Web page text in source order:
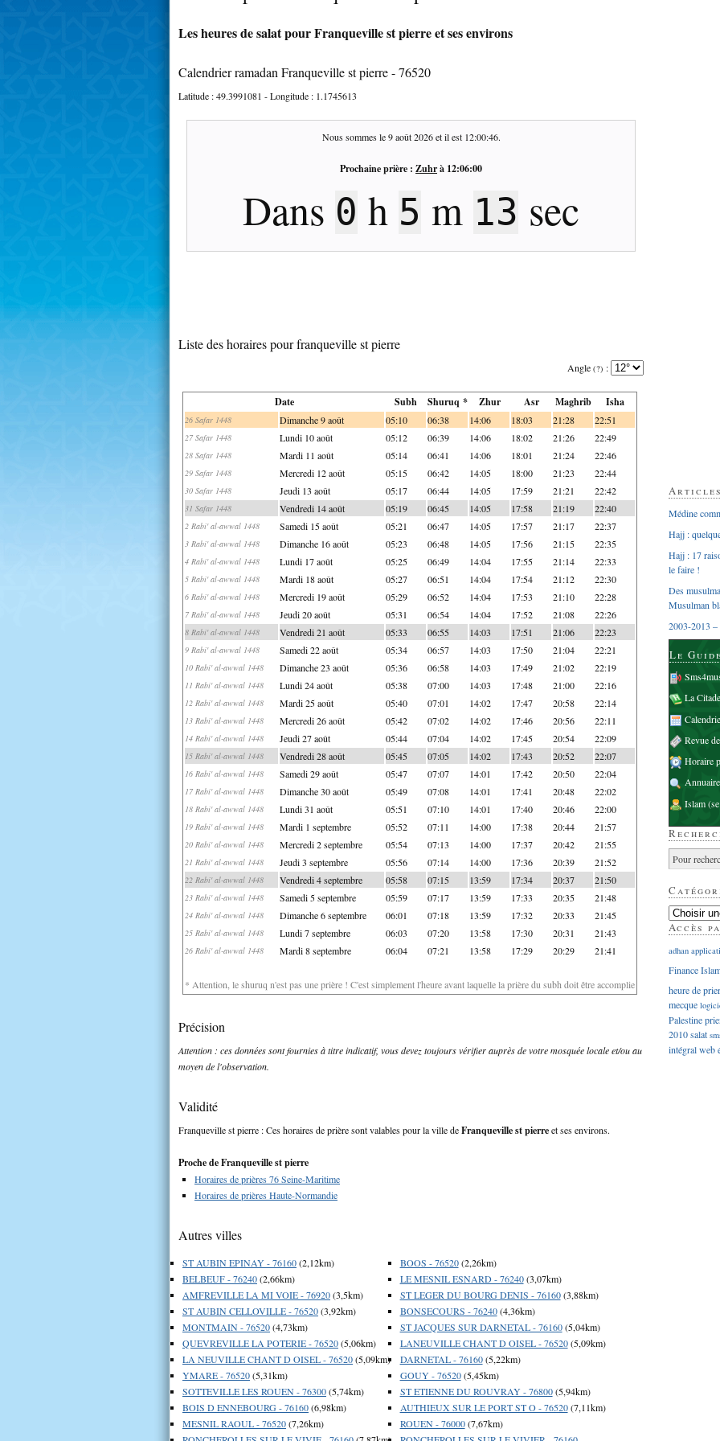
Les heures de salat pour Franqueville st pierre et ses environs
Calendrier ramadan Franqueville st pierre - 76520
Latitude :49.3991081 - Longitude : 1.1745613
Nous sommes le9 août 2026et il est 12:00:47.
Prochaine prière : Zuhrà 12:06:00
Dans 0 h 5 m 12 sec
Liste des horaires pour franqueville st pierre
Angle (?) :
Date Subh Shuruq * Zhur Asr Maghrib Isha
26 Safar 1448 Dimanche 9 août 05:10 06:38 14:06 18:03 21:28 22:51
27 Safar 1448 Lundi 10 août 05:12 06:39 14:06 18:02 21:26 22:49
28 Safar 1448 Mardi 11 août 05:14 06:41 14:06 18:01 21:24 22:46
29 Safar 1448 Mercredi 12 août 05:15 06:42 14:05 18:00 21:23 22:44
30 Safar 1448 Jeudi 13 août 05:17 06:44 14:05 17:59 21:21 22:42
31 Safar 1448 Vendredi 14 août 05:19 06:45 14:05 17:58 21:19 22:40
2 Rabi' al-awwal 1448 Samedi 15 août 05:21 06:47 14:05 17:57 21:17 22:37
3 Rabi' al-awwal 1448 Dimanche 16 août 05:23 06:48 14:05 17:56 21:15 22:35
4 Rabi' al-awwal 1448 Lundi 17 août 05:25 06:49 14:04 17:55 21:14 22:33
5 Rabi' al-awwal 1448 Mardi 18 août 05:27 06:51 14:04 17:54 21:12 22:30
6 Rabi' al-awwal 1448 Mercredi 19 août 05:29 06:52 14:04 17:53 21:10 22:28
7 Rabi' al-awwal 1448 Jeudi 20 août 05:31 06:54 14:04 17:52 21:08 22:26
8 Rabi' al-awwal 1448 Vendredi 21 août 05:33 06:55 14:03 17:51 21:06 22:23
9 Rabi' al-awwal 1448 Samedi 22 août 05:34 06:57 14:03 17:50 21:04 22:21
10 Rabi' al-awwal 1448 Dimanche 23 août 05:36 06:58 14:03 17:49 21:02 22:19
11 Rabi' al-awwal 1448 Lundi 24 août 05:38 07:00 14:03 17:48 21:00 22:16
12 Rabi' al-awwal 1448 Mardi 25 août 05:40 07:01 14:02 17:47 20:58 22:14
13 Rabi' al-awwal 1448 Mercredi 26 août 05:42 07:02 14:02 17:46 20:56 22:11
14 Rabi' al-awwal 1448 Jeudi 27 août 05:44 07:04 14:02 17:45 20:54 22:09
15 Rabi' al-awwal 1448 Vendredi 28 août 05:45 07:05 14:02 17:43 20:52 22:07
16 Rabi' al-awwal 1448 Samedi 29 août 05:47 07:07 14:01 17:42 20:50 22:04
17 Rabi' al-awwal 1448 Dimanche 30 août 05:49 07:08 14:01 17:41 20:48 22:02
18 Rabi' al-awwal 1448 Lundi 31 août 05:51 07:10 14:01 17:40 20:46 22:00
19 Rabi' al-awwal 1448 Mardi 1 septembre 05:52 07:11 14:00 17:38 20:44 21:57
20 Rabi' al-awwal 1448 Mercredi 2 septembre 05:54 07:13 14:00 17:37 20:42 21:55
21 Rabi' al-awwal 1448 Jeudi 3 septembre 05:56 07:14 14:00 17:36 20:39 21:52
22 Rabi' al-awwal 1448 Vendredi 4 septembre 05:58 07:15 13:59 17:34 20:37 21:50
23 Rabi' al-awwal 1448 Samedi 5 septembre 05:59 07:17 13:59 17:33 20:35 21:48
24 Rabi' al-awwal 1448 Dimanche 6 septembre 06:01 07:18 13:59 17:32 20:33 21:45
25 Rabi' al-awwal 1448 Lundi 7 septembre 06:03 07:20 13:58 17:30 20:31 21:43
26 Rabi' al-awwal 1448 Mardi 8 septembre 06:04 07:21 13:58 17:29 20:29 21:41
* Attention, le shuruq n'est pas une prière ! C'est simplement l'heure avant laquelle la prière du subh doit être accomplie
Précision
Attention : ces données sont fournies à titre indicatif, vous devez toujours vérifier auprès de votre mosquée locale et/ou au
moyen de l'observation.
Validité
Franqueville st pierre : Ces horaires de prière sont valables pour la ville deFranqueville st pierreet ses environs.
Proche de Franqueville st pierre
Horaires de prières 76 Seine-Maritime
Horaires de prières Haute-Normandie
Autres villes
ST AUBIN EPINAY - 76160(2,12km)
BELBEUF - 76240(2,66km)
AMFREVILLE LA MI VOIE - 76920(3,5km)
ST AUBIN CELLOVILLE - 76520(3,92km)
MONTMAIN - 76520(4,73km)
QUEVREVILLE LA POTERIE - 76520(5,06km)
LA NEUVILLE CHANT D OISEL - 76520(5,09km)
YMARE - 76520(5,31km)
SOTTEVILLE LES ROUEN - 76300(5,74km)
BOIS D ENNEBOURG - 76160(6,98km)
MESNIL RAOUL - 76520(7,26km)
BOOS - 76520(2,26km)
LE MESNIL ESNARD - 76240(3,07km)
ST LEGER DU BOURG DENIS - 76160(3,88km)
BONSECOURS - 76240(4,36km)
ST JACQUES SUR DARNETAL - 76160(5,04km)
LANEUVILLE CHANT D OISEL - 76520(5,09km)
DARNETAL - 76160(5,22km)
GOUY - 76520(5,45km)
ST ETIENNE DU ROUVRAY - 76800(5,94km)
AUTHIEUX SUR LE PORT ST O - 76520(7,11km)
ROUEN - 76000(7,67km)
Médine
Hajj :
Hajj : 17
le faire !
Des
Musulman
2003-2013 –
Le
La
Revue
Horaire
Islam
Accès
adhan
Finance
heure de
mecque
Palestine
2010salat
intégralweb